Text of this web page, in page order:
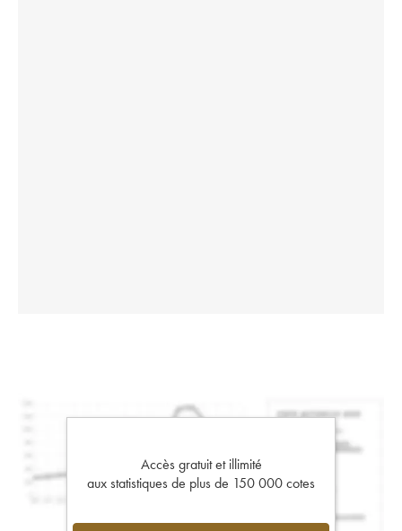
Accès gratuit et illimité
aux statistiques de plus de 150 000 cotes